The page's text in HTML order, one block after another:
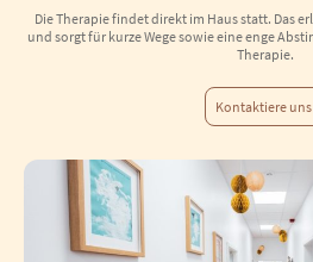
Die Therapie findet direkt im Haus statt. Das
und sorgt für kurze Wege sowie eine enge
Therapie.
Kontaktiere uns